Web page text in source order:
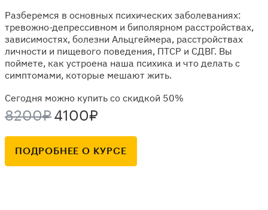
Разберемся в основных психических заболеваниях:
тревожно-депрессивном и биполярном расстройствах,
зависимостях, болезни Альцгеймера, расстройствах
личности и пищевого поведения, ПТСР и СДВГ. Вы
поймете, как устроена наша психика и что делать с
симптомами, которые мешают жить.
Сегодня можно купить со скидкой 50%
8200₽ 4100₽
ПОДРОБНЕЕ О КУРСЕ